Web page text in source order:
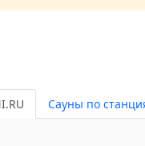
Сауны по